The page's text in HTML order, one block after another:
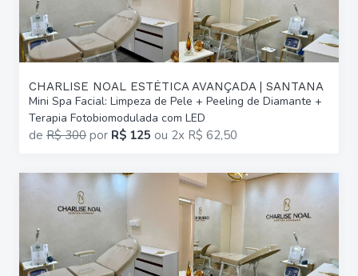
CHARLISE NOAL ESTÉTICA AVANÇADA | SANTANA
Mini Spa Facial: Limpeza de Pele + Peeling de Diamante +
Terapia Fotobiomodulada com LED
de R$ 300 por R$ 125 ou 2x R$ 62,50